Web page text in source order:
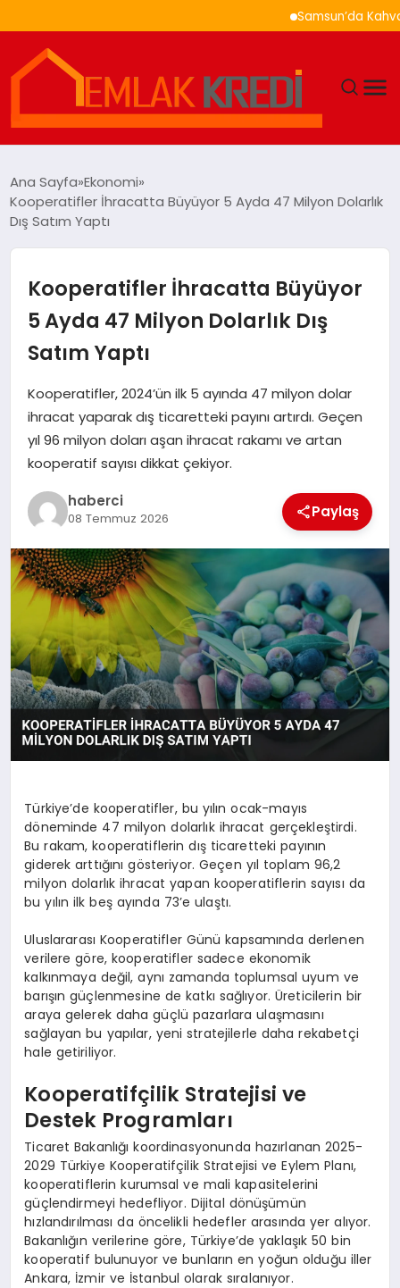
Samsun’da Kahvaltı
EKONOMI
MAGAZIN
SAĞLIK
SIYASET
SPOR
YAŞAM
Ana Sayfa Ekonomi
Kooperatifler İhracatta Büyüyor 5 Ayda 47 Milyon Dolarlık
Dış Satım Yaptı
Kooperatifler İhracatta Büyüyor
5 Ayda 47 Milyon Dolarlık Dış
Satım Yaptı
Kooperatifler, 2024’ün ilk 5 ayında 47 milyon dolar
ihracat yaparak dış ticaretteki payını artırdı. Geçen
yıl 96 milyon doları aşan ihracat rakamı ve artan
kooperatif sayısı dikkat çekiyor.
haberci
08 Temmuz 2026 Paylaş
Türkiye’de kooperatifler, bu yılın ocak-mayıs
döneminde 47 milyon dolarlık ihracat gerçekleştirdi.
Bu rakam, kooperatiflerin dış ticaretteki payının
giderek arttığını gösteriyor. Geçen yıl toplam 96,2
milyon dolarlık ihracat yapan kooperatiflerin sayısı da
bu yılın ilk beş ayında 73’e ulaştı.
Uluslararası Kooperatifler Günü kapsamında derlenen
verilere göre, kooperatifler sadece ekonomik
kalkınmaya değil, aynı zamanda toplumsal uyum ve
barışın güçlenmesine de katkı sağlıyor. Üreticilerin bir
araya gelerek daha güçlü pazarlara ulaşmasını
sağlayan bu yapılar, yeni stratejilerle daha rekabetçi
hale getiriliyor.
Kooperatifçilik Stratejisi ve
Destek Programları
Ticaret Bakanlığı koordinasyonunda hazırlanan 2025-
2029 Türkiye Kooperatifçilik Stratejisi ve Eylem Planı,
kooperatiflerin kurumsal ve mali kapasitelerini
güçlendirmeyi hedefliyor. Dijital dönüşümün
hızlandırılması da öncelikli hedefler arasında yer alıyor.
Bakanlığın verilerine göre, Türkiye’de yaklaşık 50 bin
kooperatif bulunuyor ve bunların en yoğun olduğu iller
Ankara, İzmir ve İstanbul olarak sıralanıyor.